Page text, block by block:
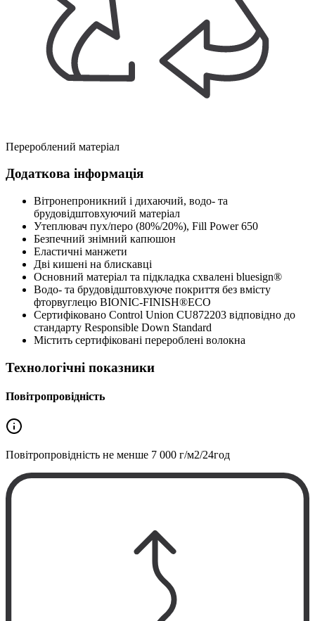
Перероблений матеріал
Додаткова інформація
Вітронепроникний і дихаючий, водо- та
брудовідштовхуючий матеріал
Утеплювач пух/перо (80%/20%), Fill Power 650
Безпечний знімний капюшон
Еластичні манжети
Дві кишені на блискавці
Основний матеріал та підкладка схвалені bluesign®
Водо- та брудовідштовхуюче покриття без вмісту
фторвуглецю BIONIC-FINISH®ECO
Сертифіковано Control Union CU872203 відповідно до
стандарту Responsible Down Standard
Містить сертифіковані перероблені волокна
Технологічні показники
Повітропровідність
Повітропровідність не менше 7 000 г/м2/24год